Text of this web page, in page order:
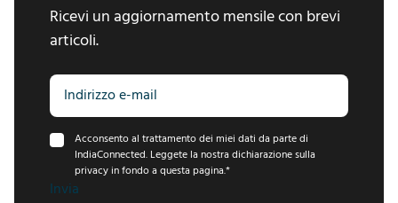
Ricevi un aggiornamento mensile con brevi
articoli.
Acconsento al trattamento dei miei dati da parte di
IndiaConnected. Leggete la nostra dichiarazione sulla
privacy in fondo a questa pagina.*
Invia